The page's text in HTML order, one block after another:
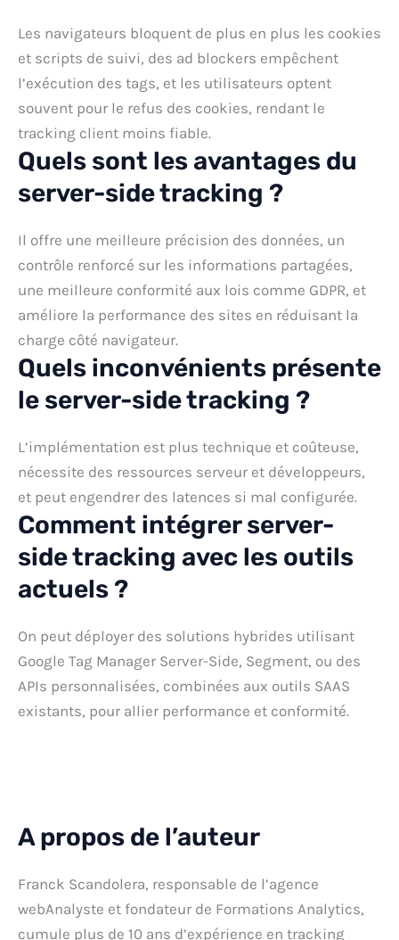
Les navigateurs bloquent de plus en plus les cookies
et scripts de suivi, des ad blockers empêchent
l’exécution des tags, et les utilisateurs optent
souvent pour le refus des cookies, rendant le
tracking client moins fiable.
Quels sont les avantages du
server-side tracking ?
Il offre une meilleure précision des données, un
contrôle renforcé sur les informations partagées,
une meilleure conformité aux lois comme GDPR, et
améliore la performance des sites en réduisant la
charge côté navigateur.
Quels inconvénients présente
le server-side tracking ?
L’implémentation est plus technique et coûteuse,
nécessite des ressources serveur et développeurs,
et peut engendrer des latences si mal configurée.
Comment intégrer server-
side tracking avec les outils
actuels ?
On peut déployer des solutions hybrides utilisant
Google Tag Manager Server-Side, Segment, ou des
APIs personnalisées, combinées aux outils SAAS
existants, pour allier performance et conformité.
A propos de l’auteur
Franck Scandolera, responsable de l’agence
webAnalyste et fondateur de Formations Analytics,
cumule plus de 10 ans d’expérience en tracking